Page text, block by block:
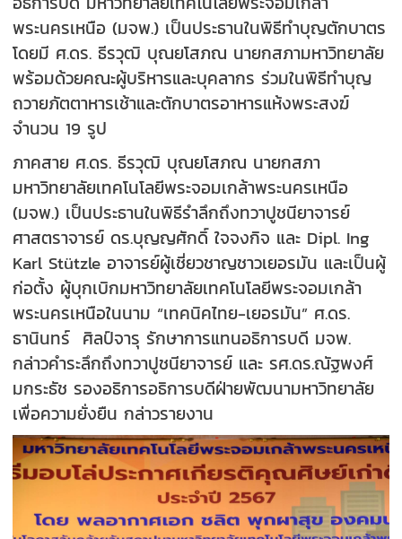
พระนครเหนือ (มจพ.) เป็นประธานในพิธีทำบุญตักบาตร
โดยมี ศ.ดร. ธีรวุฒิ บุณยโสภณ นายกสภามหาวิทยาลัย
พร้อมด้วยคณะผู้บริหารและบุคลากร ร่วมในพิธีทำบุญ
ถวายภัตตาหารเช้าและตักบาตรอาหารแห้งพระสงฆ์
จำนวน 19 รูป
ภาคสาย ศ.ดร. ธีรวุฒิ บุณยโสภณ นายกสภา
มหาวิทยาลัยเทคโนโลยีพระจอมเกล้าพระนครเหนือ
(มจพ.) เป็นประธานในพิธีรำลึกถึงทวาปูชนียาจารย์
ศาสตราจารย์ ดร.บุญญศักดิ์ ใจจงกิจ และ Dipl. Ing
Karl Stützle อาจารย์ผู้เชี่ยวชาญชาวเยอรมัน และเป็นผู้
ก่อตั้ง ผู้บุกเบิกมหาวิทยาลัยเทคโนโลยีพระจอมเกล้า
พระนครเหนือในนาม “เทคนิคไทย-เยอรมัน” ศ.ดร.
ธานินทร์ ศิลป์จารุ รักษาการแทนอธิการบดี มจพ.
กล่าวคำระลึกถึงทวาปูชนียาจารย์ และ รศ.ดร.ณัฐพงศ์
มกระธัช รองอธิการอธิการบดีฝ่ายพัฒนามหาวิทยาลัย
เพื่อความยั่งยืน กล่าวรายงาน